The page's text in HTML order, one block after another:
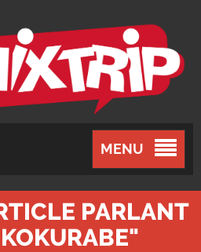
MENU
PARLANT